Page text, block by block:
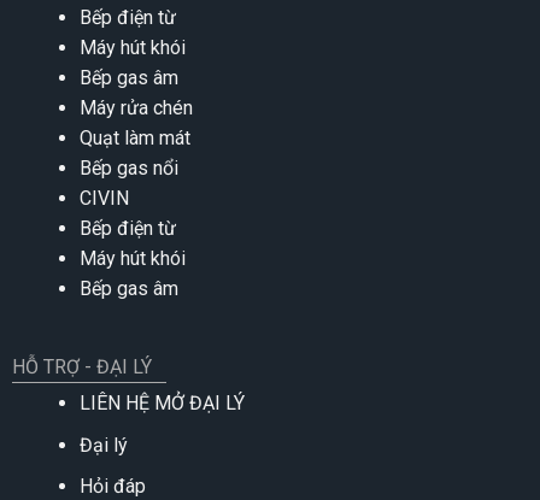
Bếp điện từ
Máy hút khói
Bếp gas âm
Máy rửa chén
Quạt làm mát
Bếp gas nổi
CIVIN
Bếp điện từ
Máy hút khói
Bếp gas âm
HỖ TRỢ - ĐẠI LÝ
LIÊN HỆ MỞ ĐẠI LÝ
Đại lý
Hỏi đáp